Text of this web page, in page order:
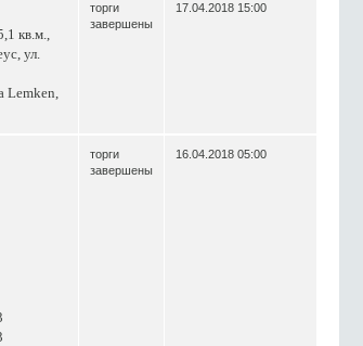
кв.м.,
ул.
Lemken,
торги
завершены
17.04.2018 15:00
торги
завершены
16.04.2018 05:00